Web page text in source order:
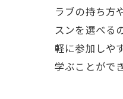
ラブの持ち方
スンを選べる
軽に参加しや
学ぶことがで